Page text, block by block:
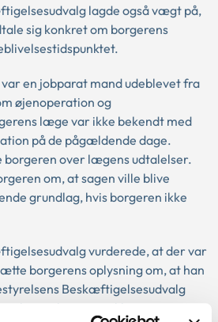
lagde også vægt på,
sig konkret om borgerens
en jobparat mand udeblevet fra
øjenoperation og
læge var ikke bekendt med
på de pågældende dage.
borgeren over lægens udtalelser.
om, at sagen ville blive
grundlag, hvis borgeren ikke
vurderede, at der var
borgerens oplysning om, at han
Beskæftigelsesudvalg
oplysninger ikke